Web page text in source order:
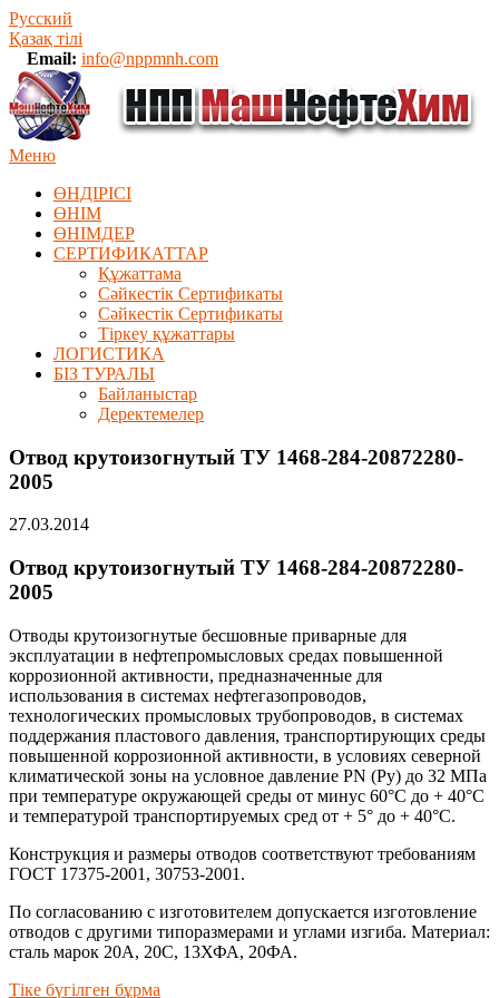
Русский
Қазақ тілі
Email: info@nppmnh.com
Меню
ӨНДІРІСІ
ӨНІМ
ӨHIМДЕР
СЕРТИФИКАТТАР
Құжаттама
Сәйкестік Сертификаты
Сәйкестік Сертификаты
Тіркеу құжаттары
ЛОГИСТИКА
БІЗ ТУРАЛЫ
Байланыстар
Деректемелер
Отвод крутоизогнутый ТУ 1468-284-20872280-
2005
27.03.2014
Отвод крутоизогнутый ТУ 1468-284-20872280-
2005
Отводы крутоизогнутые бесшовные приварные для
эксплуатации в нефтепромысловых средах повышенной
коррозионной активности, предназначенные для
использования в системах нефтегазопроводов,
технологических промысловых трубопроводов, в системах
поддержания пластового давления, транспортирующих среды
повышенной коррозионной активности, в условиях северной
климатической зоны на условное давление PN (Ру) до 32 МПа
при температуре окружающей среды от минус 60°С до + 40°С
и температурой транспортируемых сред от + 5° до + 40°С.
Конструкция и размеры отводов соответствуют требованиям
ГОСТ 17375-2001, 30753-2001.
По согласованию с изготовителем допускается изготовление
отводов с другими типоразмерами и углами изгиба. Материал:
сталь марок 20А, 20С, 13ХФА, 20ФА.
Тіке бүгілген бұрма